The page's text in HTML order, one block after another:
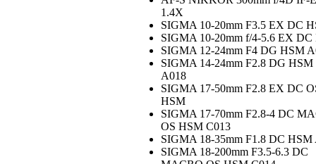
1.4X
SIGMA 10-20mm F3.5 EX DC
SIGMA 10-20mm f/4-5.6 EX DC
SIGMA 12-24mm F4 DG HSM
SIGMA 14-24mm F2.8 DG HSM
A018
SIGMA 17-50mm F2.8 EX DC
HSM
SIGMA 17-70mm F2.8-4 DC
OS HSM C013
SIGMA 18-35mm F1.8 DC HSM
SIGMA 18-200mm F3.5-6.3 DC